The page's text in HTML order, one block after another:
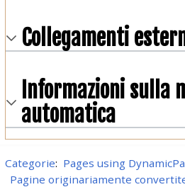
Collegamenti
Informazioni sulla
automatica
Categorie: Pages using
Pagine originariamente